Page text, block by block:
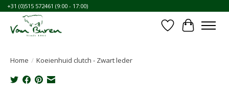
+31 (0)515 572461 (9:00 - 17:00)
Verlanglijst
Home / Koeienhuid clutch - Zwart leder